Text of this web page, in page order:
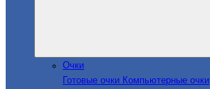
Очки
Готовые очки Компьютерные очки